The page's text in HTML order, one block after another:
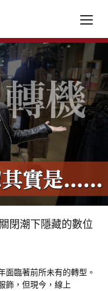
閉潮下隱藏的數位
面臨著前所未有的轉型。
飾，但現今，線上